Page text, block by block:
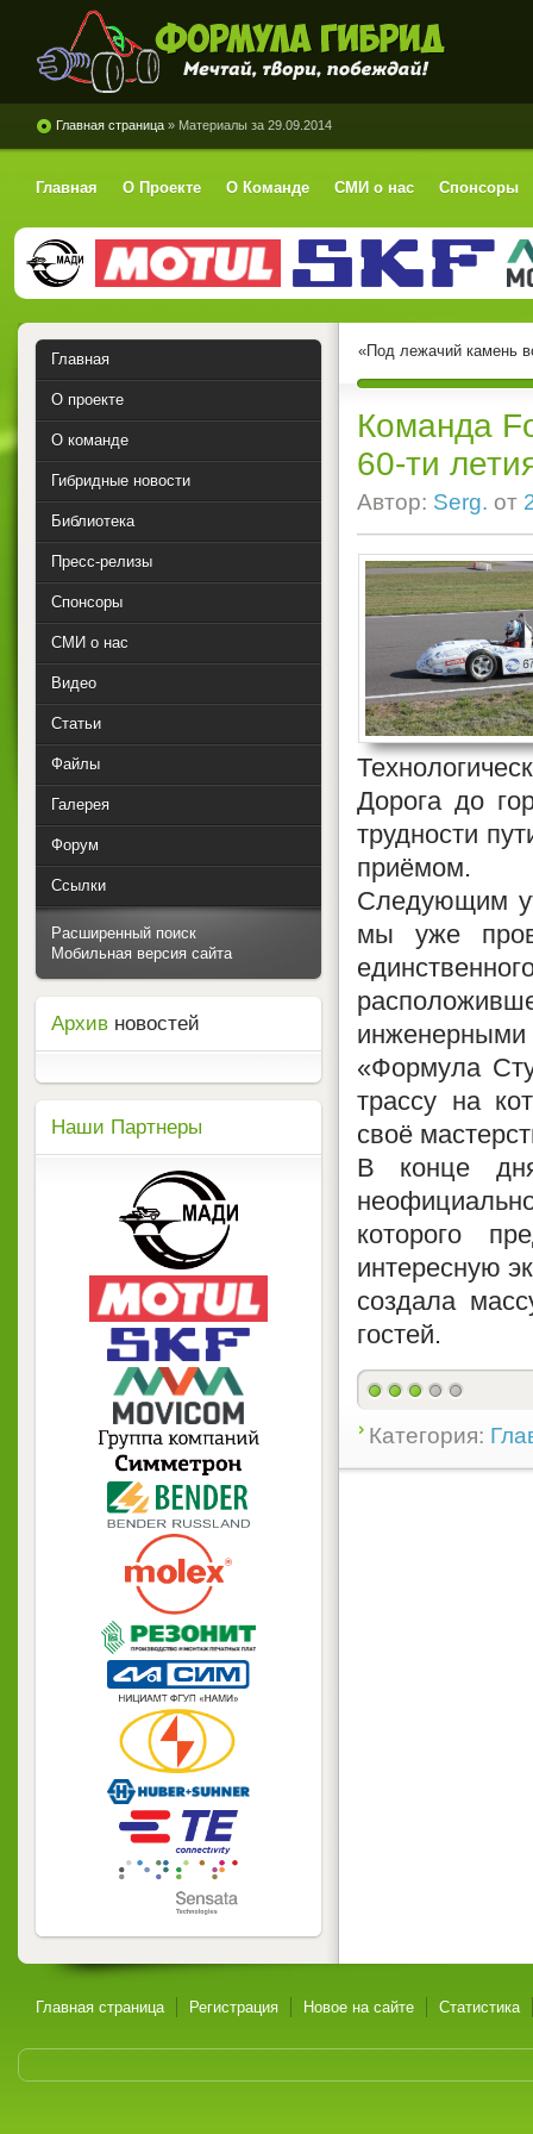
Формула Гибрид
Главная страница » Материалы за 29.09.2014
Главная О Проекте О Команде СМИ о нас Спонсоры
«Под лежачий камень
Команда
60-ти
Автор: Serg. от
Дорога до
трудности
приёмом.
Следующим
мы уже
«Формула
трассу на
своё
В конце
которого
интересную
создала
гостей.
Категория:
Главная
О проекте
О команде
Гибридные новости
Библиотека
Пресс-релизы
Спонсоры
СМИ о нас
Видео
Статьи
Файлы
Галерея
Форум
Ссылки
Расширенный поиск
Мобильная версия сайта
Архив новостей
Наши Партнеры
Главная страница Регистрация Новое на сайте Статистика